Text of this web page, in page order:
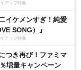
アップ特集
イケメンすぎ！純愛
SONG）』
アップ特集
つき再び！ファミマ
増量キャンペーン